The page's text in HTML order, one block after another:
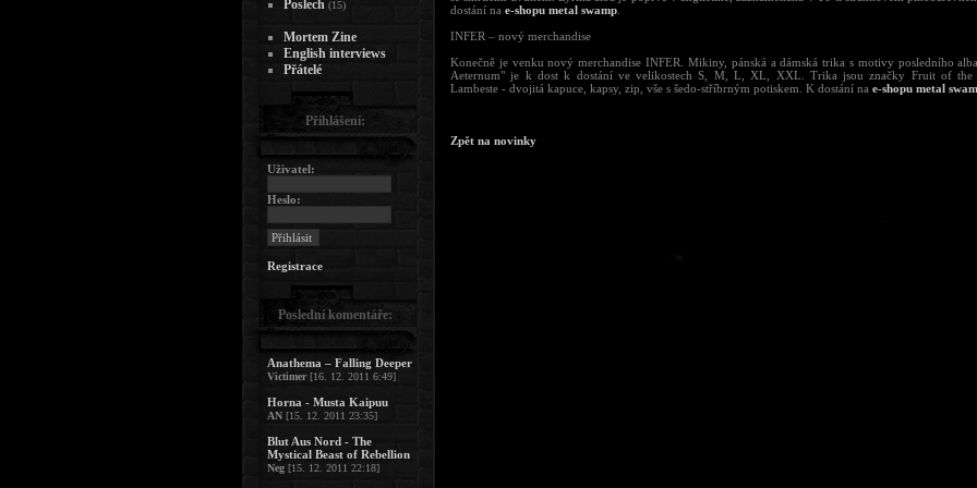
dostání na e-shopu metal swamp
INFER – nový merchandise
Konečně je venku nový merchandise INFER. Mikiny, pánská a dámská trika s motivy posledního
Aeternum" je k dost k dostání ve velikostech S, M, L, XL, XXL. Trika jsou značky Fruit of
Lambeste - dvojitá kapuce, kapsy, zip, vše s šedo-stříbrným potiskem. K dostání na e-shopu metal
Zpět na novinky
Poslech (15)
Mortem Zine
English interviews
Přátelé
Přihlášení:
Uživatel:
Heslo:
Registrace
Poslední komentáře:
Anathema – Falling Deeper
Victimer[16. 12. 2011 6:49]
Horna - Musta Kaipuu
AN [15. 12. 2011 23:35]
Blut Aus Nord - The
Mystical Beast of Rebellion
Neg [15. 12. 2011 22:18]